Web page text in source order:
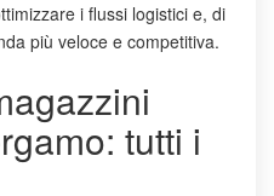
i flussi logistici e, di
più veloce e competitiva.
tutti i